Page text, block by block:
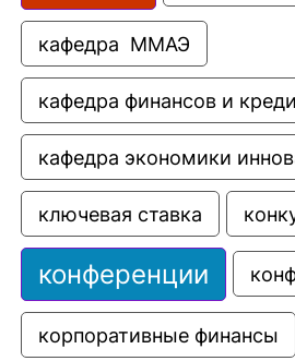
кафедра  ММАЭ
кафедра финансов и
кафедра экономики
ключевая ставка
конференции
корпоративные финансы